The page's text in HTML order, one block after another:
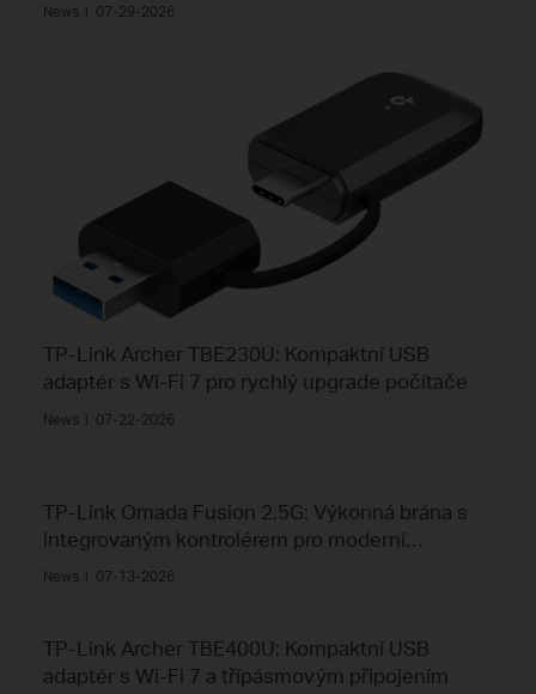
News | 07-29-2026
TP-Link Archer TBE230U: Kompaktní USB
adaptér s Wi-Fi 7 pro rychlý upgrade počítače
News | 07-22-2026
TP-Link Omada Fusion 2.5G: Výkonná brána s
integrovaným kontrolérem pro moderní
podnikové sítě
News | 07-13-2026
TP-Link Archer TBE400U: Kompaktní USB
adaptér s Wi-Fi 7 a třípásmovým připojením